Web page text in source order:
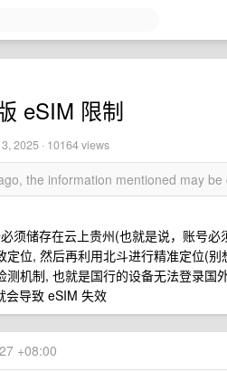
eSIM 限制
2025 · 10164 views
the information mentioned may
须储存在云上贵州(也就是说，账号
定位, 然后再利用北斗进行精准定位(
机制, 也就是国行的设备无法登录国
会导致 eSIM 失效
+08:00